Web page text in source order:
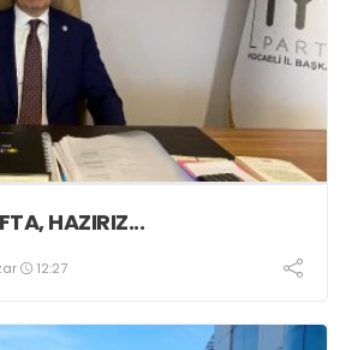
HAZIRIZ...
12:27